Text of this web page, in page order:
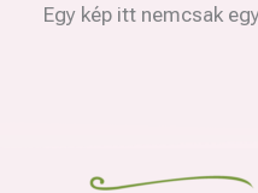
Egy kép itt nemcsak